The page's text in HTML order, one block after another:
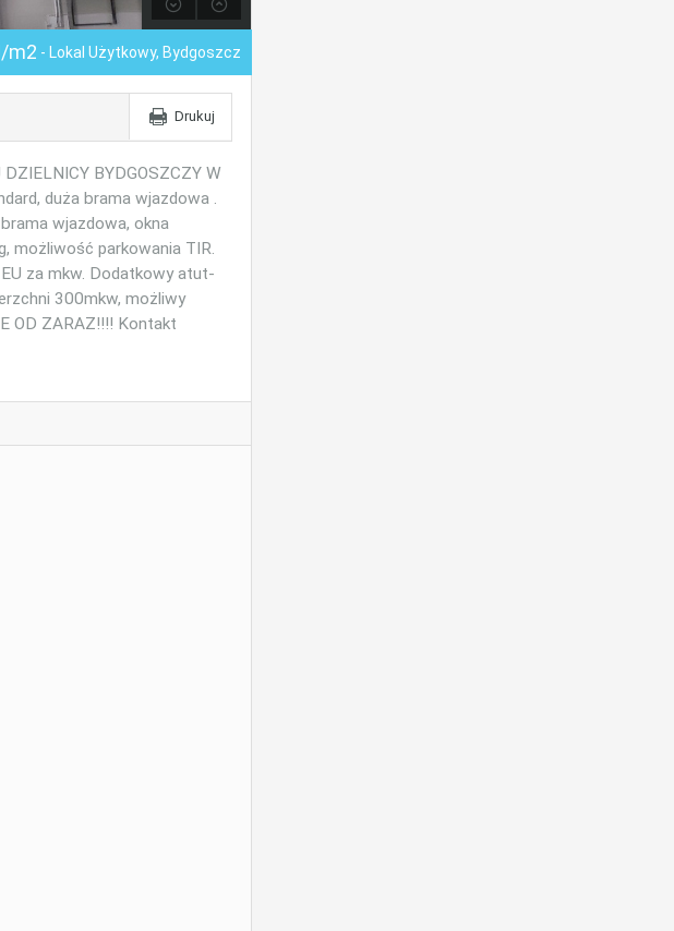
m2 - Lokal Użytkowy, Bydgoszcz
Drukuj
BYDGOSZCZY W
duża brama wjazdowa .
wjazdowa, okna
możliwość parkowania TIR.
za mkw. Dodatkowy atut-
300mkw, możliwy
OD ZARAZ!!!! Kontakt